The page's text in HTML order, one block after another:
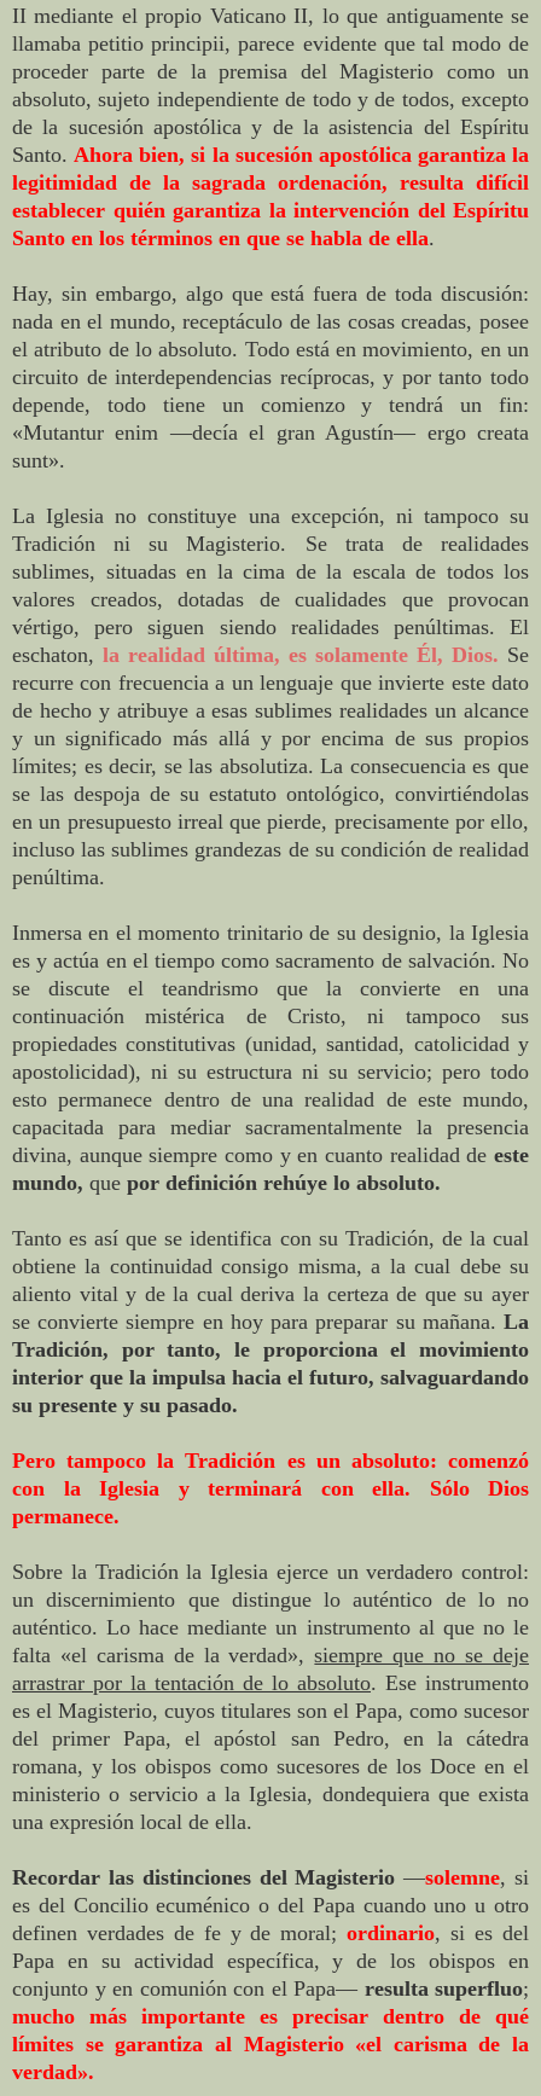
II mediante el propio Vaticano II, lo que antiguamente se
llamaba petitio principii, parece evidente que tal modo de
proceder parte de la premisa del Magisterio como un
absoluto, sujeto independiente de todo y de todos, excepto
de la sucesión apostólica y de la asistencia del Espíritu
Santo. Ahora bien, si la sucesión apostólica garantiza la
legitimidad de la sagrada ordenación, resulta difícil
establecer quién garantiza la intervención del Espíritu
Santo en los términos en que se habla de ella.
Hay, sin embargo, algo que está fuera de toda discusión:
nada en el mundo, receptáculo de las cosas creadas, posee
el atributo de lo absoluto. Todo está en movimiento, en un
circuito de interdependencias recíprocas, y por tanto todo
depende, todo tiene un comienzo y tendrá un fin:
«Mutantur enim —decía el gran Agustín— ergo creata
sunt».
La Iglesia no constituye una excepción, ni tampoco su
Tradición ni su Magisterio. Se trata de realidades
sublimes, situadas en la cima de la escala de todos los
valores creados, dotadas de cualidades que provocan
vértigo, pero siguen siendo realidades penúltimas. El
eschaton, la realidad última, es solamente Él, Dios. Se
recurre con frecuencia a un lenguaje que invierte este dato
de hecho y atribuye a esas sublimes realidades un alcance
y un significado más allá y por encima de sus propios
límites; es decir, se las absolutiza. La consecuencia es que
se las despoja de su estatuto ontológico, convirtiéndolas
en un presupuesto irreal que pierde, precisamente por ello,
incluso las sublimes grandezas de su condición de realidad
penúltima.
Inmersa en el momento trinitario de su designio, la Iglesia
es y actúa en el tiempo como sacramento de salvación. No
se discute el teandrismo que la convierte en una
continuación mistérica de Cristo, ni tampoco sus
propiedades constitutivas (unidad, santidad, catolicidad y
apostolicidad), ni su estructura ni su servicio; pero todo
esto permanece dentro de una realidad de este mundo,
capacitada para mediar sacramentalmente la presencia
divina, aunque siempre como y en cuanto realidad de este
mundo, que por definición rehúye lo absoluto.
Tanto es así que se identifica con su Tradición, de la cual
obtiene la continuidad consigo misma, a la cual debe su
aliento vital y de la cual deriva la certeza de que su ayer
se convierte siempre en hoy para preparar su mañana. La
Tradición, por tanto, le proporciona el movimiento
interior que la impulsa hacia el futuro, salvaguardando
su presente y su pasado.
Pero tampoco la Tradición es un absoluto: comenzó
con la Iglesia y terminará con ella. Sólo Dios
permanece.
Sobre la Tradición la Iglesia ejerce un verdadero control:
un discernimiento que distingue lo auténtico de lo no
auténtico. Lo hace mediante un instrumento al que no le
falta «el carisma de la verdad»,siempre que no se deje
arrastrar por la tentación de lo absoluto. Ese instrumento
es el Magisterio, cuyos titulares son el Papa, como sucesor
del primer Papa, el apóstol san Pedro, en la cátedra
romana, y los obispos como sucesores de los Doce en el
ministerio o servicio a la Iglesia, dondequiera que exista
una expresión local de ella.
Recordar las distinciones del Magisterio —solemne, si
es del Concilio ecuménico o del Papa cuando uno u otro
definen verdades de fe y de moral;ordinario, si es del
Papa en su actividad específica, y de los obispos en
conjunto y en comunión con el Papa— resulta superfluo;
mucho más importante es precisar dentro de qué
límites se garantiza al Magisterio «el carisma de la
verdad».